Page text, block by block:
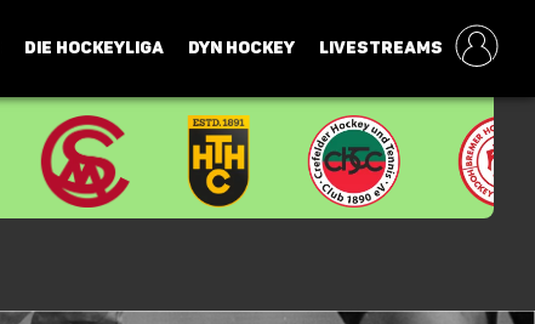
DIE HOCKEYLIGA DYN HOCKEY LIVESTREAMS